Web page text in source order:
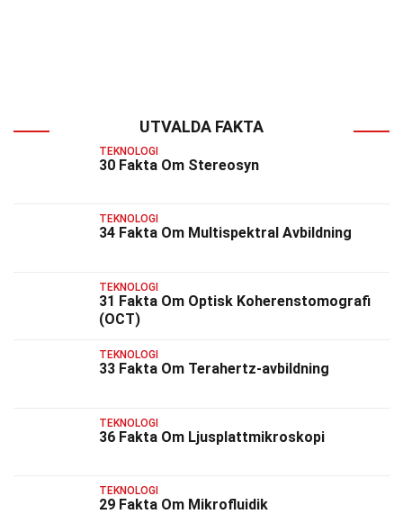
UTVALDA FAKTA
TEKNOLOGI
30 Fakta Om Stereosyn
TEKNOLOGI
34 Fakta Om Multispektral Avbildning
TEKNOLOGI
31 Fakta Om Optisk Koherenstomografi
(OCT)
TEKNOLOGI
33 Fakta Om Terahertz-avbildning
TEKNOLOGI
36 Fakta Om Ljusplattmikroskopi
TEKNOLOGI
29 Fakta Om Mikrofluidik